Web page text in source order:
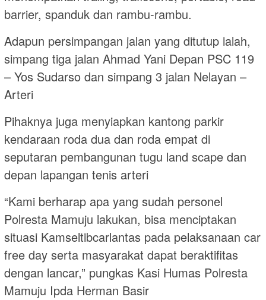
barrier, spanduk dan rambu-rambu.
Adapun persimpangan jalan yang ditutup ialah,
simpang tiga jalan Ahmad Yani Depan PSC 119
– Yos Sudarso dan simpang 3 jalan Nelayan –
Arteri
Pihaknya juga menyiapkan kantong parkir
kendaraan roda dua dan roda empat di
seputaran pembangunan tugu land scape dan
depan lapangan tenis arteri
“Kami berharap apa yang sudah personel
Polresta Mamuju lakukan, bisa menciptakan
situasi Kamseltibcarlantas pada pelaksanaan car
free day serta masyarakat dapat beraktifitas
dengan lancar,” pungkas Kasi Humas Polresta
Mamuju Ipda Herman Basir